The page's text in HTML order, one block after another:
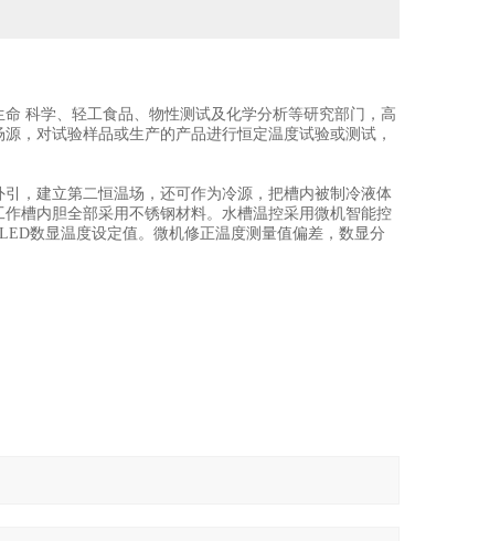
科学、轻工食品、物性测试及化学分析等研究部门，高
，对试验样品或生产的产品进行恒定温度试验或测试，
，建立第二恒温场，还可作为冷源，把槽内被制冷液体
槽内胆全部采用不锈钢材料。水槽温控采用微机智能控
LED数显温度设定值。微机修正温度测量值偏差，数显分